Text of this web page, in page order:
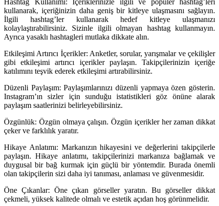
Hashtag Kullanımı: İçeriklerinizle ilgili ve popüler hashtag’leri
kullanarak, içeriğinizin daha geniş bir kitleye ulaşmasını sağlayın.
İlgili hashtag’ler kullanarak hedef kitleye ulaşmanızı
kolaylaştırabilirsiniz. Sizinle ilgili olmayan hashtag kullanmayın.
Ayrıca yasaklı hashtagleri mutlaka dikkate alın.
Etkileşimi Artırıcı İçerikler: Anketler, sorular, yarışmalar ve çekilişler
gibi etkileşimi artırıcı içerikler paylaşın. Takipçilerinizin içeriğe
katılımını teşvik ederek etkileşimi artırabilirsiniz.
Düzenli Paylaşım: Paylaşımlarınızı düzenli yapmaya özen gösterin.
Instagram’ın sizler için sunduğu istatistikleri göz önüne alarak
paylaşım saatlerinizi belirleyebilirsiniz.
Özgünlük: Özgün olmaya çalışın. Özgün içerikler her zaman dikkat
çeker ve farklılık yaratır.
Hikaye Anlatımı: Markanızın hikayesini ve değerlerini takipçilerle
paylaşın. Hikaye anlatımı, takipçilerinizi markanıza bağlamak ve
duygusal bir bağ kurmak için güçlü bir yöntemdir. Burada önemli
olan takipçilerin sizi daha iyi tanıması, anlaması ve güvenmesidir.
Öne Çıkanlar: Öne çıkan görseller yaratın. Bu görseller dikkat
çekmeli, yüksek kalitede olmalı ve estetik açıdan hoş görünmelidir.